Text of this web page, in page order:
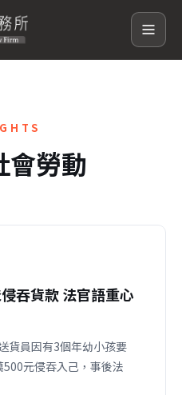
會勞動
吞貨款 法官語重心
貨員因有3個年幼小孩要
元侵吞入己，事後法